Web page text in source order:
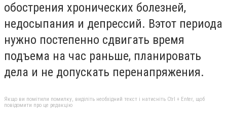
обострения хронических болезней,
недосыпания и депрессий. Вэтот периода
нужно постепенно сдвигать время
подъема на час раньше, планировать
дела и не допускать перенапряжения.
Якщо ви помітили помилку, виділіть необхідний текст і натисніть Ctrl + Enter, щоб
повідомити про це редакцію